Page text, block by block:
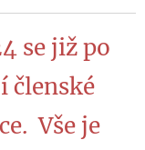
se již po
členské
Vše je